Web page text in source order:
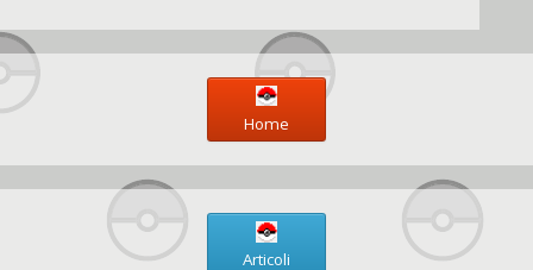
Home
Articoli